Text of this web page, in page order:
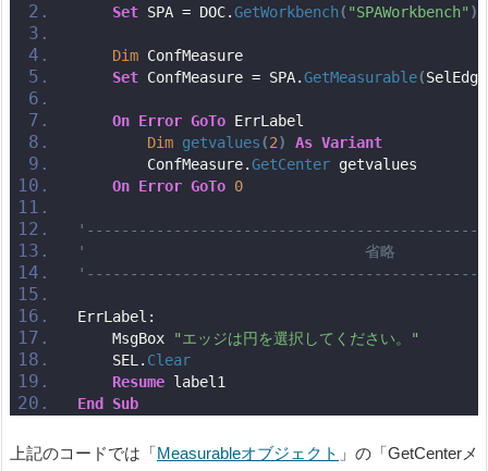
Set SPA = DOC.GetWorkbench( "SPAWorkbench" )
Dim ConfMeasure
Set ConfMeasure = SPA.GetMeasurable(SelEdge
On Error GoTo ErrLabel
Dim getvalues(2) As Variant
        ConfMeasure.
GetCenter getvalues
On Error GoTo 0
'                                省略
ErrLabel:
    MsgBox
"エッジは円を選択してください。"
    SEL.
Clear
Resume label1
End
Sub
上記のコードでは「Measurableオブジェクト 」の「GetCenterメ